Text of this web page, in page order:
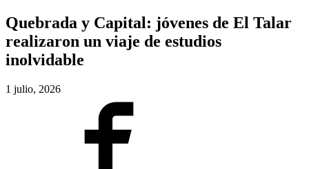
Quebrada y Capital: jóvenes de El Talar
realizaron un viaje de estudios
inolvidable
1 julio, 2026